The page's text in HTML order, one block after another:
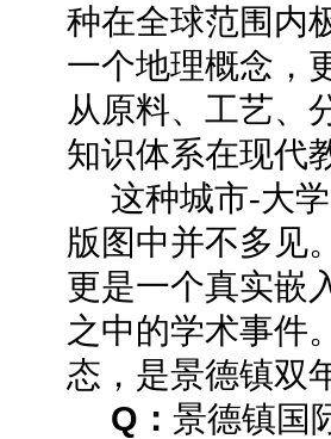
种在全球范围内
一个地理概念
从原料、工艺、
知识体系在现代
这种城市-大
版图中并不多见
更是一个真实嵌
之中的学术事件
态，是景德镇双
Q ：景德镇国